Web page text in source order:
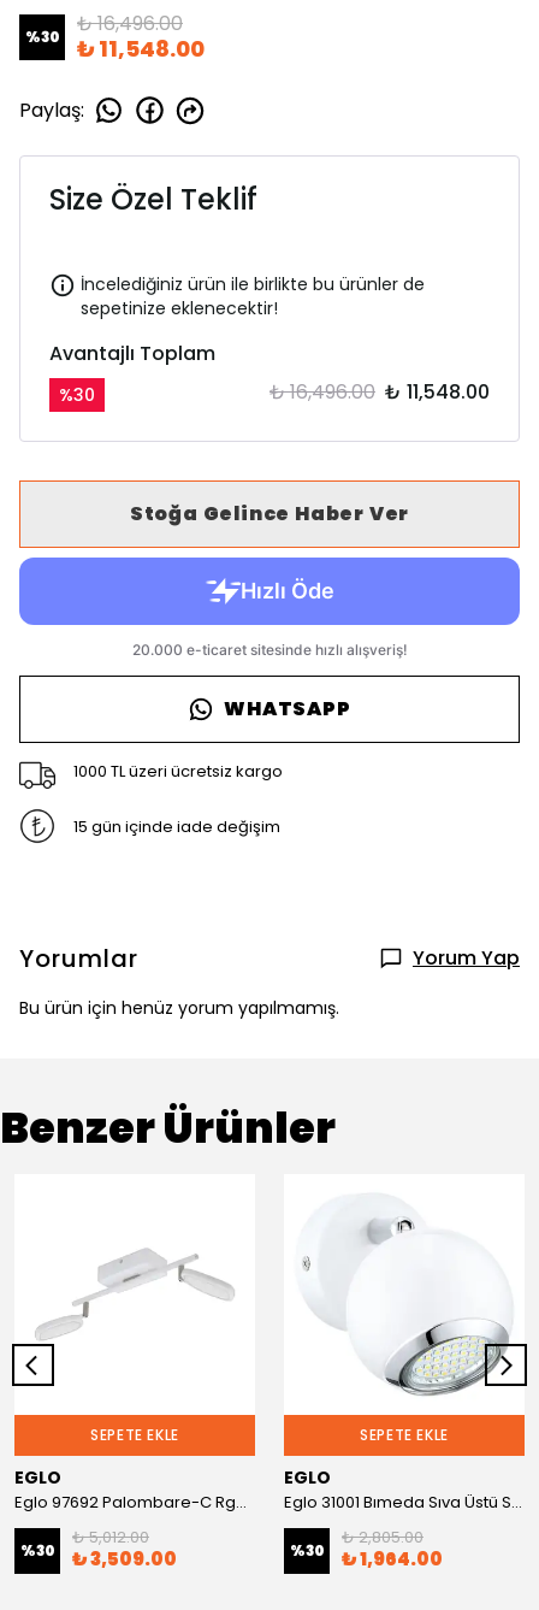
%30 ₺ 16,496.00
₺ 11,548.00
Paylaş:
Size Özel Teklif
İncelediğiniz ürün ile birlikte bu ürünler de
sepetinize eklenecektir!
Avantajlı Toplam
%30 ₺ 16,496.00 ₺ 11,548.00
Stoğa Gelince Haber Ver
WHATSAPP
1000 TL üzeri ücretsiz kargo
15 gün içinde iade değişim
Yorumlar Yorum Yap
Bu ürün için henüz yorum yapılmamış.
Benzer Ürünler
SEPETE EKLE
EGLO
Eglo 97692 Palombare-C Rgb 2'Li Sıva Üstü Spot
%30
₺ 5,012.00
₺ 3,509.00
SEPETE EKLE
EGLO
Eglo 31001 Bımeda Sıva Üstü Spot
%30
₺ 2,805.00
₺ 1,964.00